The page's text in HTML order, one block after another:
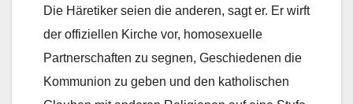
Die Häretiker seien die anderen, sagt er. Er wirft
der offiziellen Kirche vor, homosexuelle
Partnerschaften zu segnen, Geschiedenen die
Kommunion zu geben und den katholischen